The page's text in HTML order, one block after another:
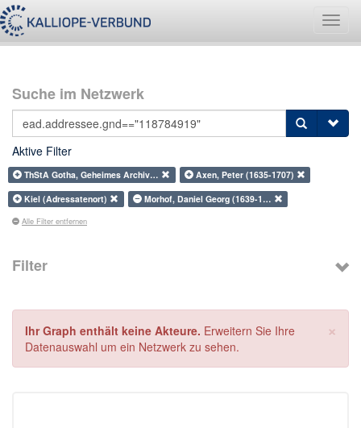
Suche im Netzwerk
Aktive Filter
ThStA Gotha, Geheimes Archiv…
Axen, Peter (1635-1707)
Kiel (Adressatenort)
Morhof, Daniel Georg (1639-1…
Alle Filter entfernen
Filter
×
Ihr Graph enthält keine Akteure. Erweitern Sie Ihre
Datenauswahl um ein Netzwerk zu sehen.